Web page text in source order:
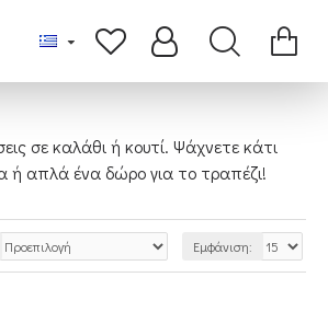
σε καλάθι ή κουτί. Ψάχνετε κάτι
ή απλά ένα δώρο για το τραπέζι!
Εμφάνιση: